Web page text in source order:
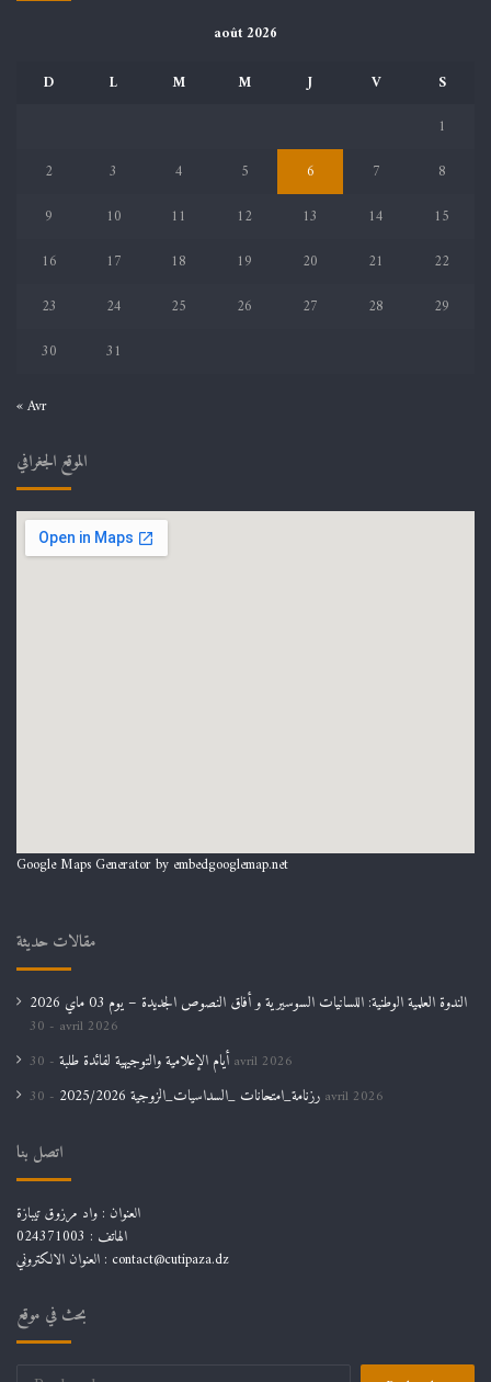
août 2026
D
L M M J V
S
1
2
3 4 5 6 7
8
9
10 11 12 13 14
15
16
17 18 19 20 21
22
23
24 25 26 27 28
29
30
31
« Avr
الموقع الجغرافي
Google Maps Generator by embedgooglemap.net
مقالات حديثة
الندوة العلمية الوطنية: اللسانيات السوسيرية و أفاق النصوص الجديدة – يوم 03 ماي 2026
30 avril 2026
أيام الإعلامية والتوجيهية لفائدة طلبة 30 avril 2026
رزنامة_امتحانات _السداسيات_الزوجية 2025/2026 30 avril 2026
اتصل بنا
العنوان : واد مرزوق تيبازة
الهاتف : 024371003
العنوان الالكتروني : contact@cutipaza.dz
بحث في موقع